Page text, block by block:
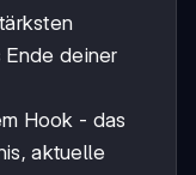
Ende deiner
Hook - das
aktuelle